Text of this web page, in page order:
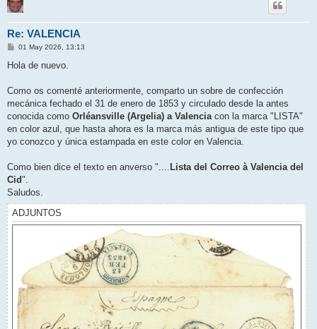
Re: VALENCIA
M
n
j
01 May 2026, 13:13
Hola de nuevo.
Como os comenté anteriormente, comparto un sobre de confección
mecánica fechado el 31 de enero de 1853 y circulado desde la antes
conocida como Orléansville (Argelia) a Valenciacon la marca "LISTA"
en color azul, que hasta ahora es la marca más antigua de este tipo que
yo conozco y única estampada en este color en Valencia.
Como bien dice el texto en anverso ".... Lista del Correo à Valencia del
Cid".
Saludos.
ADJUNTOS